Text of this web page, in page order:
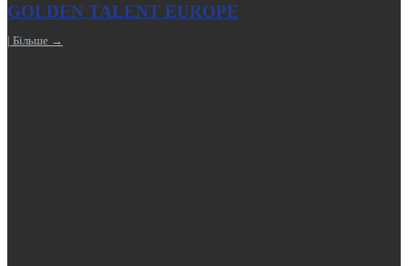
GOLDEN TALENT EUROPE
| Більше →